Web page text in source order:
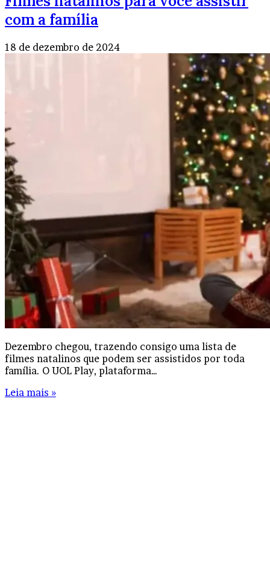
com a família
18 de dezembro de 2024
Dezembro chegou, trazendo consigo uma lista de
filmes natalinos que podem ser assistidos por toda
família. O UOL Play, plataforma…
Leia mais »